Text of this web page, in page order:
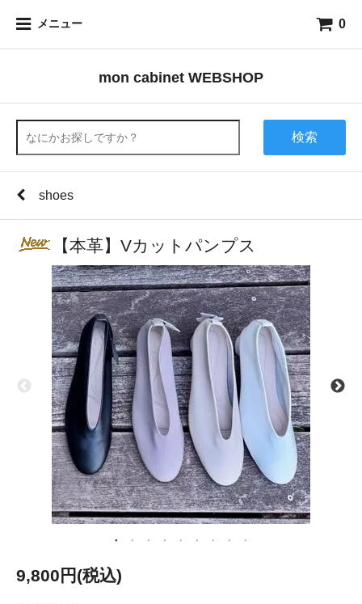
メニュー 0
mon cabinet WEBSHOP
検索
shoes
【本革】Vカットパンプス
9,800円(税込)